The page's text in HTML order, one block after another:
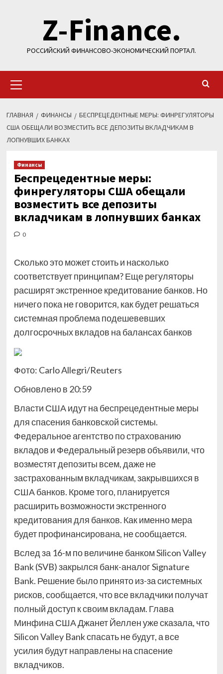
содержимомуZ-Finance.
РОССИЙСКИЙ ФИНАНСОВО-ЭКОНОМИЧЕСКИЙ ПОРТАЛ.
меню
ГЛАВНАЯ ФИНАНСЫ
БЕСПРЕЦЕДЕНТНЫЕ МЕРЫ: ФИНРЕГУЛЯТОРЫ
США ОБЕЩАЛИ ВОЗМЕСТИТЬ ВСЕ ДЕПОЗИТЫ ВКЛАДЧИКАМ В
ЛОПНУВШИХ БАНКАХ
Финансы
Беспрецедентные меры:
финрегуляторы США обещали
возместить все депозиты
вкладчикам в лопнувших банках
0
Сколько это может стоить и насколько
соответствует принципам? Еще регуляторы
расширят экстренное кредитование банков. Но
ничего пока не говорится, как будет решаться
системная проблема подешевевших
долгосрочных вкладов на балансах банков
Фото: Carlo Allegri/Reuters
Обновлено в 20:59
Власти США идут на беспрецедентные меры
для спасения банковской системы.
Федеральное агентство по страхованию
вкладов и Федеральный резерв объявили, что
возместят депозиты всем, даже не
застрахованным вкладчикам, закрывшихся в
США банков. Кроме того, планируется
расширить возможности экстренного
кредитования для банков. Как именно мера
будет профинансирована, не сообщается.
Вслед за 16-м по величине банком Silicon Valley
Bank (SVB) закрылся банк-аналог Signature
Bank. Решение было принято из-за системных
рисков, сообщается, что все вкладчики получат
полный доступ к своим вкладам. Глава
Минфина США Джанет Йеллен уже сказала, что
Silicon Valley Bank спасать не будут, а все
усилия будут направлены на спасение
вкладчиков.